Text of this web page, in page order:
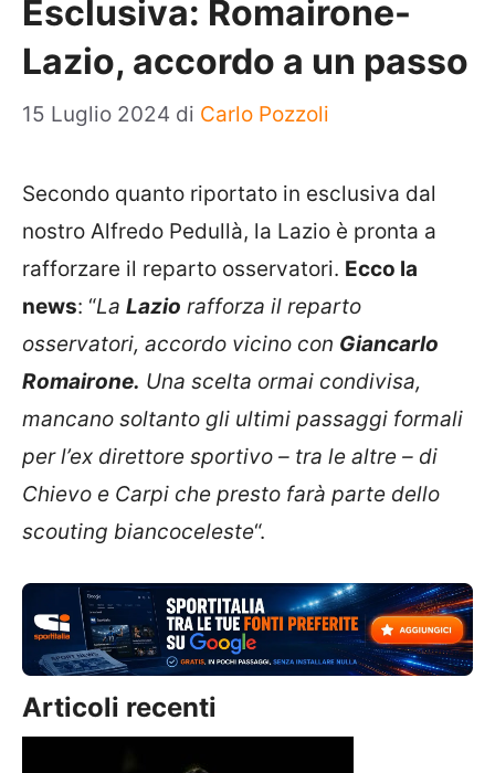
Esclusiva: Romairone-
Lazio, accordo a un passo
15 Luglio 2024 di Carlo Pozzoli
Secondo quanto riportato in esclusiva dal
nostro Alfredo Pedullà, la Lazio è pronta a
rafforzare il reparto osservatori. Ecco la
news: “La Lazio rafforza il reparto
osservatori, accordo vicino con Giancarlo
Romairone. Una scelta ormai condivisa,
mancano soltanto gli ultimi passaggi formali
per l’ex direttore sportivo – tra le altre – di
Chievo e Carpi che presto farà parte dello
scouting biancoceleste“.
Articoli recenti